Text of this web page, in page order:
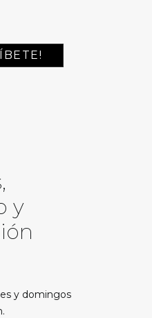
y
y domingos